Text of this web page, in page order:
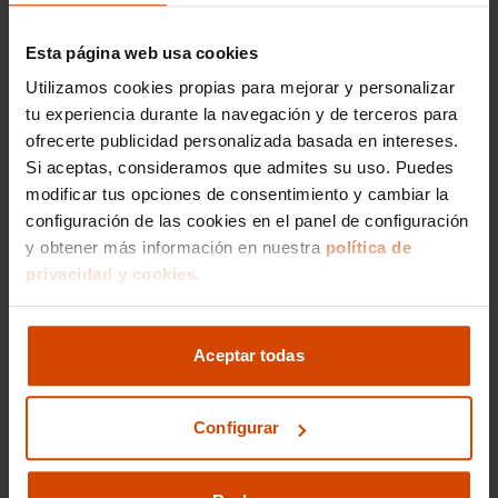
Esta página web usa cookies
Utilizamos cookies propias para mejorar y personalizar
tu experiencia durante la navegación y de terceros para
ofrecerte publicidad personalizada basada en intereses.
Si aceptas, consideramos que admites su uso. Puedes
modificar tus opciones de consentimiento y cambiar la
configuración de las cookies en el panel de configuración
y obtener más información en nuestra política de
privacidad y cookies.
Aceptar todas
Configurar
todoterreno en un mismo vehículo. Son ideales
conducción sofisticada tanto en ciudad como en
terrenos exigentes.
Range Rover Evoque en Almería , un SUV
compacto y elegante, con gran presencia y
tecnología de última generación.
Range Rover Velar en Almería , un SUV
premium con diseño minimalista, acabados
Land Rover Defender en Almería, un icono
profesional en terrenos exigentes.
Precios de Land Rover de